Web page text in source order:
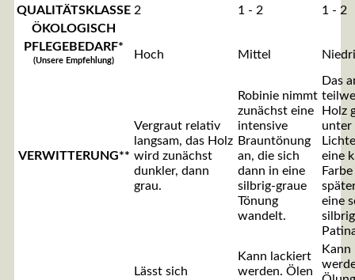
QUALITÄTSKLASSE 2 1 - 2
1 - 2
ÖKOLOGISCH
PFLEGEBEDARF*
(Unsere Empfehlung) Hoch Mittel
VERWITTERUNG**
Vergraut relativ
langsam, das Holz
wird zunächst
dunkler, dann
grau.
Robinie nimmt
zunächst eine
intensive
Brauntönung
an, die sich
dann in eine
silbrig-graue
Tönung
wandelt.
Das
Holz
unter
eine
eine
Lässt sich
Kann lackiert
werden. Ölen